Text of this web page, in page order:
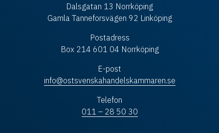
Dalsgatan 13 Norrköping
Gamla Tanneforsvägen 92 Linköping
Postadress
Box 214 601 04 Norrköping
E-post
info@ostsvenskahandelskammaren.se
Telefon
011 – 28 50 30